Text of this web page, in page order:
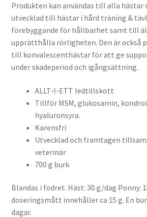
Produkten kan användas till alla hästar
utvecklad till hästar i hård träning &
förebyggande för hållbarhet samt till
upprätthålla rörligheten. Den är också
till konvalescenthästar för att ge
under skadeperiod och igångsättning.
ALLT-I-ETT ledtillskott
Tillför MSM, glukosamin,
hyaluronsyra.
Karensfri
Utvecklad och framtagen
veterinär
700 g burk
Blandas i fodret. Häst: 30 g/dag Ponny:
doseringsmått innehåller ca 15 g. En
dagar.